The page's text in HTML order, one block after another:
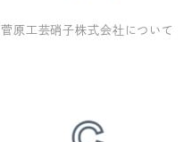
菅原工芸硝子株式会社について